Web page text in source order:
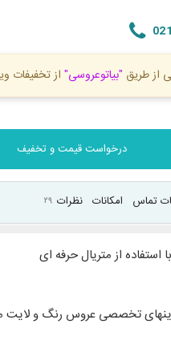
از طریق "بیاتوعروسی" از تخفیفات
درخواست قیمت و تخفیف
تماس امکانات نظرات ۲۹
از متریال حرفه ای
تخصصی عروس رنگ و لایت